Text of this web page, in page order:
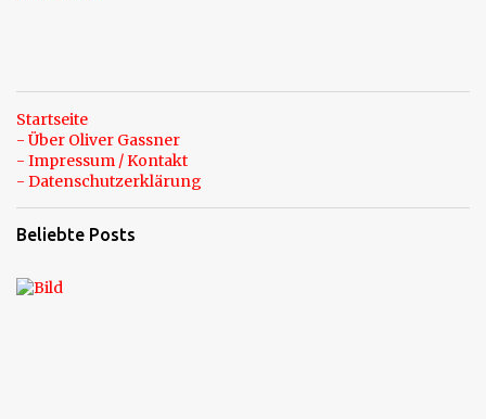
Startseite
- Über Oliver Gassner
- Impressum / Kontakt
- Datenschutzerklärung
Beliebte Posts